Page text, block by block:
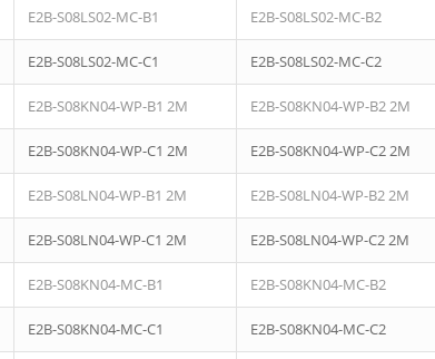
E2B-S08LS02-MC-B1 E2B-S08LS02-MC-B2
E2B-S08LS02-MC-C1 E2B-S08LS02-MC-C2
E2B-S08KN04-WP-B1 2M E2B-S08KN04-WP-B2 2M
E2B-S08KN04-WP-C1 2M E2B-S08KN04-WP-C2 2M
E2B-S08LN04-WP-B1 2M E2B-S08LN04-WP-B2 2M
E2B-S08LN04-WP-C1 2M E2B-S08LN04-WP-C2 2M
E2B-S08KN04-MC-B1 E2B-S08KN04-MC-B2
E2B-S08KN04-MC-C1 E2B-S08KN04-MC-C2